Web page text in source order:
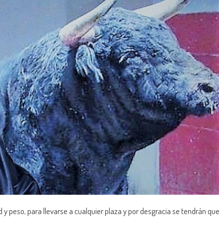
peso, para llevarse a cualquier plaza y por desgracia se tendrán que